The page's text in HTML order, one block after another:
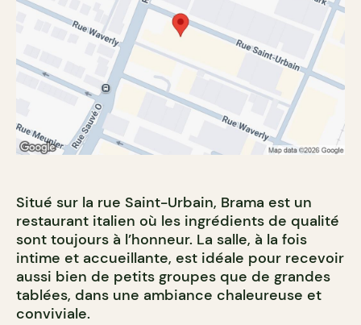
Situé sur la rue Saint-Urbain, Brama est un
restaurant italien où les ingrédients de qualité
sont toujours à l’honneur. La salle, à la fois
intime et accueillante, est idéale pour recevoir
aussi bien de petits groupes que de grandes
tablées, dans une ambiance chaleureuse et
conviviale.